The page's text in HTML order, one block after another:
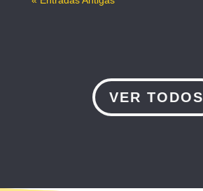
VER TODOS